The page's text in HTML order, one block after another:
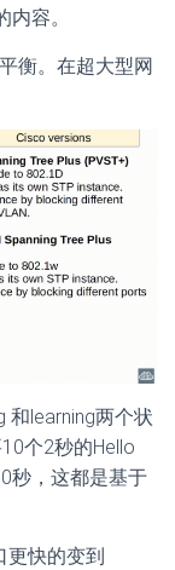
容。
衡。在超大型网
和learning两个状
个2秒的Hello
秒，这都是基于
更快的变到